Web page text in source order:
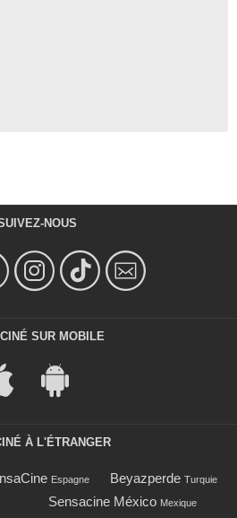
NOUS
SUR MOBILE
À L'ÉTRANGER
Espagne Beyazperde Turquie
Sensacine México Mexique